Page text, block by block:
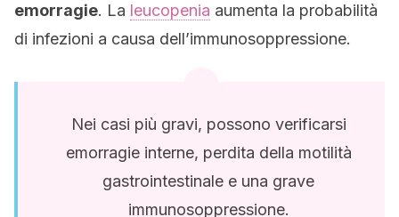
emorragie. La leucopenia aumenta la probabilità
di infezioni a causa dell’immunosoppressione.
Nei casi più gravi, possono verificarsi
emorragie interne, perdita della motilità
gastrointestinale e una grave
immunosoppressione.